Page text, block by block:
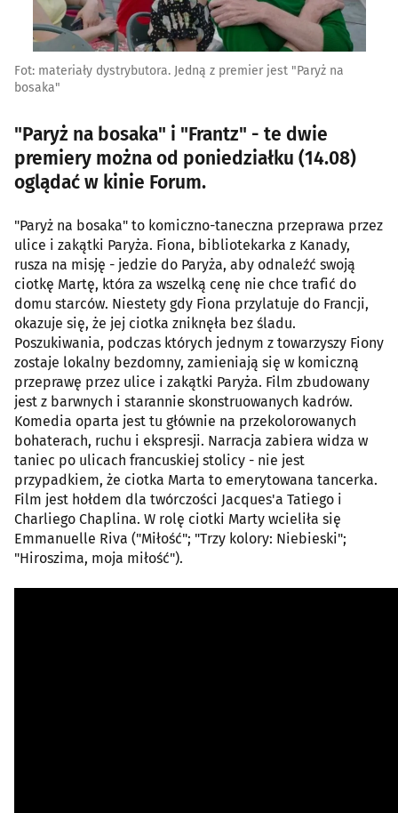
Fot: materiały dystrybutora. Jedną z premier jest "Paryż na
bosaka"
"Paryż na bosaka" i "Frantz" - te dwie
premiery można od poniedziałku (14.08)
oglądać w kinie Forum.
"Paryż na bosaka" to komiczno-taneczna przeprawa przez
ulice i zakątki Paryża. Fiona, bibliotekarka z Kanady,
rusza na misję - jedzie do Paryża, aby odnaleźć swoją
ciotkę Martę, która za wszelką cenę nie chce trafić do
domu starców. Niestety gdy Fiona przylatuje do Francji,
okazuje się, że jej ciotka zniknęła bez śladu.
Poszukiwania, podczas których jednym z towarzyszy Fiony
zostaje lokalny bezdomny, zamieniają się w komiczną
przeprawę przez ulice i zakątki Paryża. Film zbudowany
jest z barwnych i starannie skonstruowanych kadrów.
Komedia oparta jest tu głównie na przekolorowanych
bohaterach, ruchu i ekspresji. Narracja zabiera widza w
taniec po ulicach francuskiej stolicy - nie jest
przypadkiem, że ciotka Marta to emerytowana tancerka.
Film jest hołdem dla twórczości Jacques'a Tatiego i
Charliego Chaplina. W rolę ciotki Marty wcieliła się
Emmanuelle Riva ("Miłość"; "Trzy kolory: Niebieski";
"Hiroszima, moja miłość").